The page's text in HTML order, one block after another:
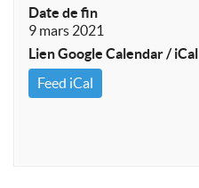
Date de fin
9 mars 2021
Lien Google Calendar / iCal
Feed iCal